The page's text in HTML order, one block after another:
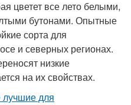
цветет все лето белыми,
бутонами. Опытные
сорта для
и северных регионах.
низкие
на их свойствах.